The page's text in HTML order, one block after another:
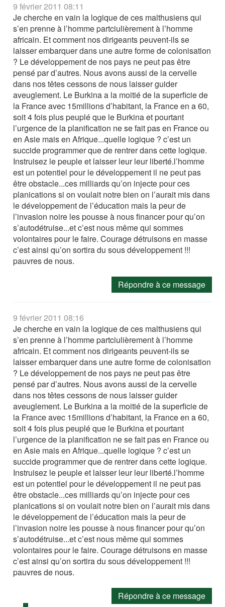
9 février 2011 08:11
Je cherche en vain la logique de ces malthusiens qui
s’en prenne à l’homme partciulièrement à l’homme
africain. Et comment nos dirigeants peuvent-ils se
laisser embarquer dans une autre forme de colonisation
? Le développement de nos pays ne peut pas être
pensé par d’autres. Nous avons aussi de la cervelle
dans nos têtes cessons de nous laisser guider
aveuglement. Le Burkina a la moitié de la superficie de
la France avec 15millions d’habitant, la France en a 60,
soit 4 fois plus peuplé que le Burkina et pourtant
l’urgence de la planification ne se fait pas en France ou
en Asie mais en Afrique...quelle logique ? c’est un
succide programmer que de rentrer dans cette logique.
Instruisez le peuple et laisser leur leur liberté.l’homme
est un potentiel pour le développement il ne peut pas
être obstacle...ces milliards qu’on injecte pour ces
planications si on voulait notre bien on l’aurait mis dans
le développement de l’éducation mais la peur de
l’invasion noire les pousse à nous financer pour qu’on
s’autodétruise...et c’est nous même qui sommes
volontaires pour le faire. Courage détruisons en masse
c’est ainsi qu’on sortira du sous développement !!!
pauvres de nous.
Répondre à ce message
9 février 2011 08:16
Je cherche en vain la logique de ces malthusiens qui
s’en prenne à l’homme partciulièrement à l’homme
africain. Et comment nos dirigeants peuvent-ils se
laisser embarquer dans une autre forme de colonisation
? Le développement de nos pays ne peut pas être
pensé par d’autres. Nous avons aussi de la cervelle
dans nos têtes cessons de nous laisser guider
aveuglement. Le Burkina a la moitié de la superficie de
la France avec 15millions d’habitant, la France en a 60,
soit 4 fois plus peuplé que le Burkina et pourtant
l’urgence de la planification ne se fait pas en France ou
en Asie mais en Afrique...quelle logique ? c’est un
succide programmer que de rentrer dans cette logique.
Instruisez le peuple et laisser leur leur liberté.l’homme
est un potentiel pour le développement il ne peut pas
être obstacle...ces milliards qu’on injecte pour ces
planications si on voulait notre bien on l’aurait mis dans
le développement de l’éducation mais la peur de
l’invasion noire les pousse à nous financer pour qu’on
s’autodétruise...et c’est nous même qui sommes
volontaires pour le faire. Courage détruisons en masse
c’est ainsi qu’on sortira du sous développement !!!
pauvres de nous.
Répondre à ce message